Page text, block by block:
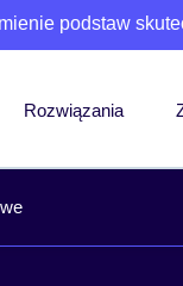
podstaw
Rozwiązania